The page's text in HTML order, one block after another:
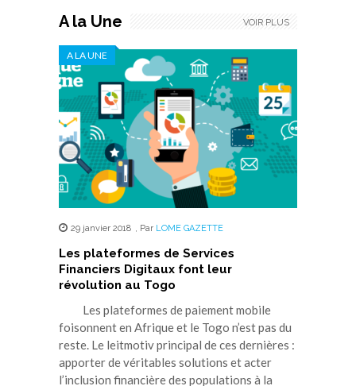
A la Une
A LA UNE
29 janvier 2018 , Par LOME GAZETTE
Les plateformes de Services
Financiers Digitaux font leur
révolution au Togo
Les plateformes de paiement mobile
foisonnent en Afrique et le Togo n’est pas du
reste. Le leitmotiv principal de ces dernières :
apporter de véritables solutions et acter
l’inclusion financière des populations à la
VOIR PLUS